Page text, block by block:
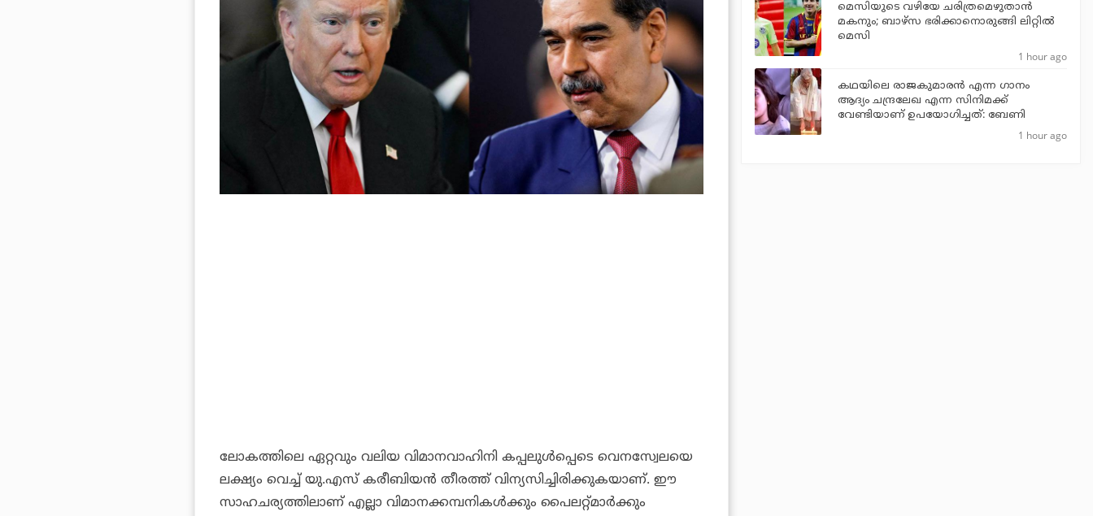
ലോകത്തിലെ ഏറ്റവും വലിയ വിമാനവാഹിനി കപ്പലുള്‍പ്പെടെ വെനസ്വേലയെ
ലക്ഷ്യം വെച്ച് യു.എസ് കരീബിയന്‍ തീരത്ത് വിന്യസിച്ചിരിക്കുകയാണ്. ഈ
സാഹചര്യത്തിലാണ് എല്ലാ വിമാനക്കമ്പനികള്‍ക്കും പൈലറ്റ്മാര്‍ക്കും
മെസിയുടെ വഴിയേ ചരിത്രമെഴുതാന്‍
മകനും; ബാഴ്‌സ ഭരിക്കാനൊരുങ്ങി ലിറ്റില്‍
മെസി
1 hour ago
കഥയിലെ രാജകുമാരൻ എന്ന ഗാനം
ആദ്യം ചന്ദ്രലേഖ എന്ന സിനിമക്ക്
വേണ്ടിയാണ് ഉപയോഗിച്ചത്: ബേണി
1 hour ago